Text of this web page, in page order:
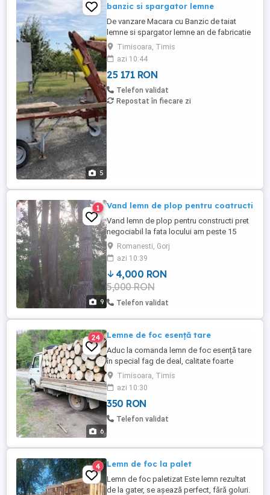
5
banzic si spargator lemne
De vanzare Macara cu Banzic de taiat
lemne si spargator lemne an de fabricatie
2012 Banzicul si spargatorul functioneaza
perfect, la macara trebuie conexiunile pe
furtune, avem peste 10 ferestraie si toate
accesoriile de schinb. se potriveste
manipulari , taiatului si crapatul lemnului in
acelasi timp. pentru ...
Timisoara, Timis
azi 10:44
25 171 RON
Telefon validat
Repostat în fiecare zi
9
1 Vand lemn de plop pentru coatructi
Vand lemn de plop pentru constructi pret
negociabil la fata locului am peste 15
plopi am marcați 10m cubi restul urmează
preț 5000roni negociabil
Romanesti, Gorj
azi 10:39
4,000 RON
5,000 RON
Telefon validat
6
24 Lemne de foc esență tare
Aduc la comanda lemn de foc esență tare
în special fag de deal, calitate foarte
bună. Preț 350 lei metrul ster negociabil
Telefon
Timisoara, Timis
azi 10:30
350 RON
Telefon validat
4 Lemn de foc la palet
Lemn de foc paletizat Este lemn rezultat
de la gater, se așează perfect, fără goluri.